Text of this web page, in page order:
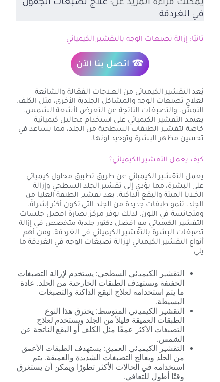
يمكنك قراءة المزيد عن: علاج تصبغات الجفون
في الغردقة
ثانيًا: إزالة تصبغات الوجه بالتقشير الكيميائي
☎ اتصل بنا الآن
يُعد التقشير الكيميائي من العلاجات الفعّالة والشائعة
لعلاج تصبغات الوجه والمشاكل الجلدية الأخرى، مثل الكلف،
النمش، والتصبغات الناتجة عن التعرض لأشعة الشمس.
يعتمد التقشير الكيميائي على استخدام محاليل كيميائية
خاصة لتقشير الطبقات السطحية من الجلد، مما يساعد في
تحسين مظهر البشرة وتوحيد لونها.
كيف يعمل التقشير الكيميائي؟
يعمل التقشير الكيميائي عن طريق تطبيق محلول كيميائي
على البشرة، مما يؤدي إلى تقشير الجلد السطحي وإزالة
الخلايا الميتة والبقع الداكنة. بعد تقشير الطبقة العليا من
الجلد، تنمو طبقات جديدة من الجلد التي تكون أكثر إشراقًا
ومتجانسة في اللون. لذلك يوفر مركز نضارة افضل جلسات
التقشير الكيميائي مع افضل دكتور جلدية متخصص في إزالة
تصبغات البشرة بالتقشير الكيميائي في الغردقة. ومن أهم
أنواع التقشير الكيميائي لإزالة تصبغات الوجه في الغردقة ما
يلي:
التقشير الكيميائي السطحي: يستخدم لإزالة التصبغات
الخفيفة ويستهدف الطبقات الخارجية من الجلد. عادة
ما يتم استخدامه لعلاج البقع الداكنة والتصبغات
البسيطة.
التقشير الكيميائي المتوسط: يخترق هذا النوع
الطبقات العميقة قليلاً من الجلد ويستخدم لعلاج
التصبغات الأكثر عمقًا مثل الكلف أو البقع الناتجة عن
الشمس.
التقشير الكيميائي العميق: يستهدف الطبقات الأعمق
من الجلد ويعالج التصبغات الشديدة والعميقة. يتم
استخدامه في الحالات الأكثر تطورًا ويمكن أن يستغرق
وقتًا أطول للتعافي.